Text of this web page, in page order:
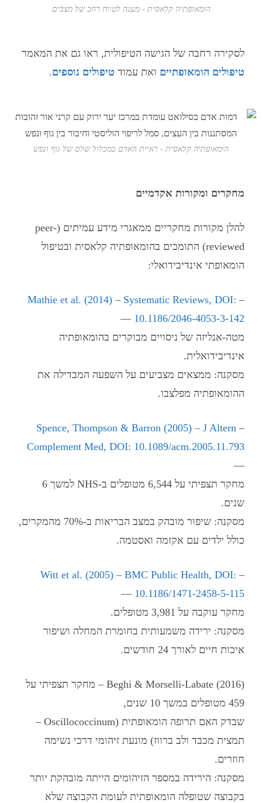
הומאופתיה קלאסית - מענה לטווח רחב של מצבים
לסקירה רחבה של הגישה הטיפולית, ראו גם את המאמר
טיפולים הומאופתיים ואת עמוד טיפולים נוספים.
הומאופתיה קלאסית - ראיית האדם כמכלול שלם של גוף ונפש
מחקרים ומקורות אקדמיים
להלן מקורות מחקריים ממאגרי מידע עמיתים (peer-
reviewed) התומכים ב
הומאופתיה קלאסית ובטיפול
הומאופתי אינדיבידואלי:
–
Mathie et al. (2014) – Systematic Reviews, DOI:
10.1186/2046-4053-3-142
—
מטה-אנליזה של ניסויים מבוקרים בהומאופתיה
אינדיבידואלית.
מסקנה: ממצאים מצביעים על השפעה המבדילה את
ההומאופתיה מפלצבו.
–
Spence, Thompson & Barron (2005) – J Altern
Complement Med, DOI: 10.1089/acm.2005.11.793
—
מחקר תצפיתי על 6,544 מטופלים ב-NHS למשך 6
שנים.
מסקנה: שיפור מובהק במצב הבריאות ב-70% מהמקרים,
כולל ילדים עם אקזמה ואסטמה.
–
Witt et al. (2005) – BMC Public Health, DOI:
10.1186/1471-2458-5-115
—
מחקר עוקבה על 3,981 מטופלים.
מסקנה: ירידה משמעותית בחומרת המחלה ושיפור
איכות חיים לאורך 24 חודשים.
Beghi & Morselli-Labate (2016) – מחקר תצפיתי על
459 מטופלים במשך 10 שנים,
שבדק האם תרופה הומאופתית (Oscillococcinum –
תמצית מכבד ולב ברווז) מונעת זיהומי דרכי נשימה
חוזרים.
מסקנה: הירידה במספר הזיהומים הייתה מובהקת יותר
בקבוצה שטופלה הומאופתית לעומת הקבוצה שלא